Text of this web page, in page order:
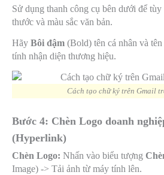
Sử dụng thanh công cụ bên dưới để
thước và màu sắc văn bản.
Hãy Bôi đậm (Bold) tên cá nhân và
tính nhận diện thương hiệu.
Cách tạo chữ ký trên Gmail
Bước 4: Chèn Logo doanh
(Hyperlink)
Chèn Logo: Nhấn vào biểu tượng
Image) -> Tải ảnh từ máy tính lên.